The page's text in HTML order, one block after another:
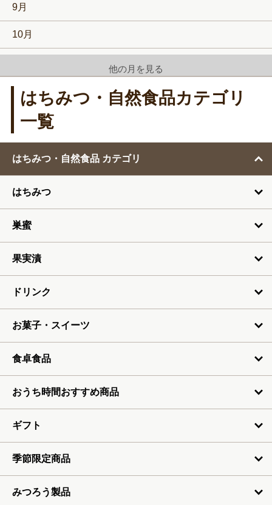
9月
10月
12月
2月
4月
5月
6月
他の月を見る
はちみつ・自然食品カテゴリ
一覧
はちみつ・自然食品 カテゴリ
はちみつ
巣蜜
果実漬
ドリンク
お菓子・スイーツ
食卓食品
おうち時間おすすめ商品
ギフト
季節限定商品
みつろう製品